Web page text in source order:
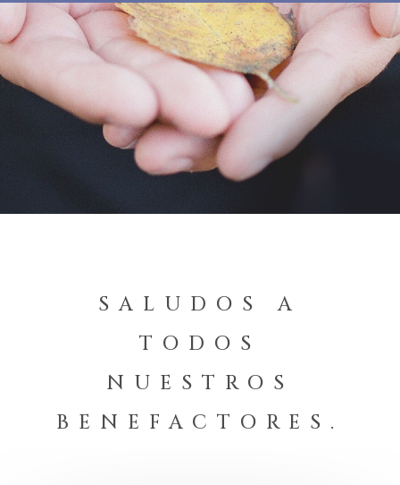
SALUDOS A
TODOS
NUESTROS
BENEFACTORES.